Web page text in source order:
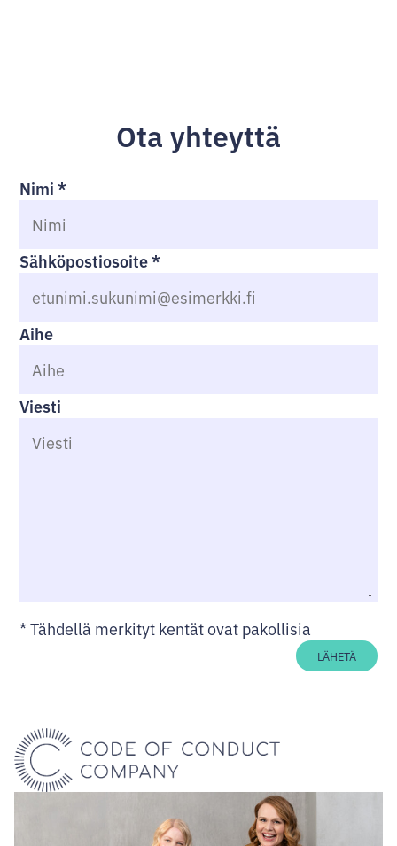
Ota yhteyttä
Nimi*
Sähköpostiosoite*
Aihe
Viesti
*Tähdellä merkityt kentät ovat pakollisia
LÄHETÄ